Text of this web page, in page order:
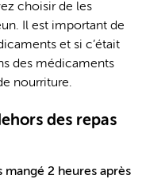
choisir de les
Il est important de
et si c’était
des médicaments
nourriture.
des repas
mangé 2 heures après